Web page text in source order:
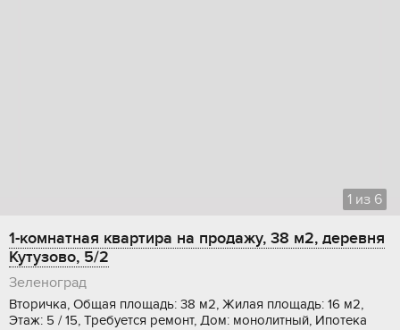
1 из 6
1-комнатная квартира на продажу, 38 м2, деревня
Кутузово, 5/2
Зеленоград
Вторичка, Общая площадь: 38 м2, Жилая площадь: 16 м2,
Этаж: 5 / 15, Требуется ремонт, Дом: монолитный, Ипотека